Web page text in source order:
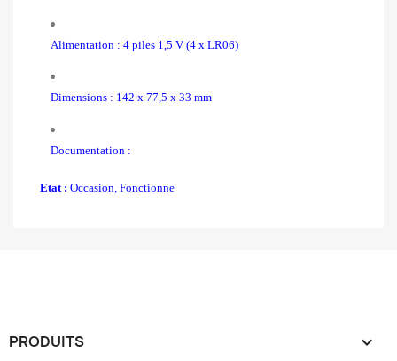
Alimentation : 4 piles 1,5 V (4 x LR06)
Dimensions : 142 x 77,5 x 33 mm
Documentation :
Etat : Occasion, Fonctionne
PRODUITS 